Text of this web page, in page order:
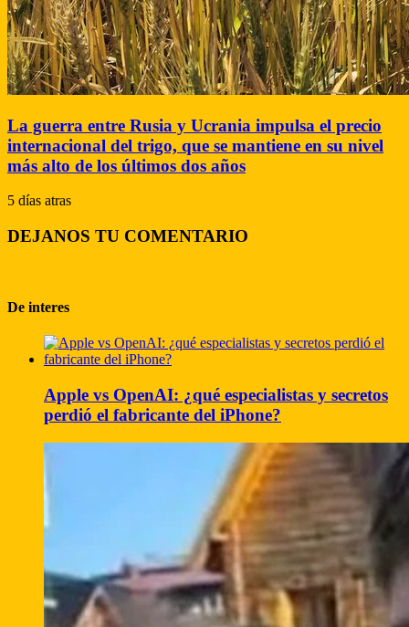
La guerra entre Rusia y Ucrania impulsa el precio
internacional del trigo, que se mantiene en su nivel
más alto de los últimos dos años
5 días atras
DEJANOS TU COMENTARIO
De interes
Apple vs OpenAI: ¿qué especialistas y secretos
perdió el fabricante del iPhone?